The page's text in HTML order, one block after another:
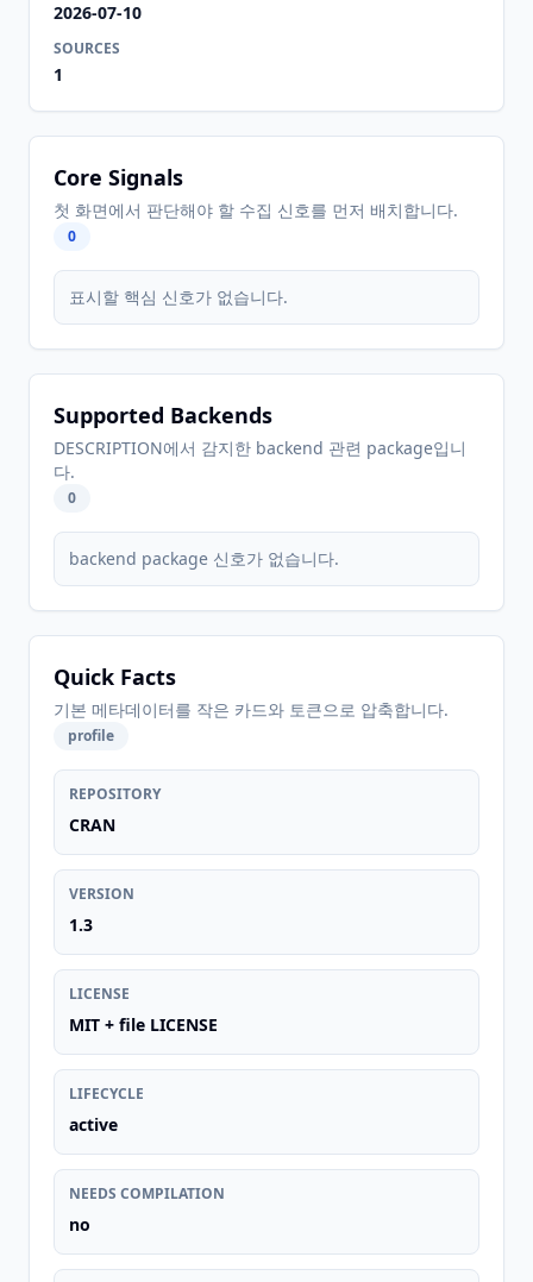
2026-07-10
SOURCES
1
Core Signals
첫 화면에서 판단해야 할 수집 신호를 먼저 배치합니다.
0
표시할 핵심 신호가 없습니다.
Supported Backends
DESCRIPTION에서 감지한 backend 관련 package입니
다.
0
backend package 신호가 없습니다.
Quick Facts
기본 메타데이터를 작은 카드와 토큰으로 압축합니다.
profile
REPOSITORY
CRAN
VERSION
1.3
LICENSE
MIT + file LICENSE
LIFECYCLE
active
NEEDS COMPILATION
no